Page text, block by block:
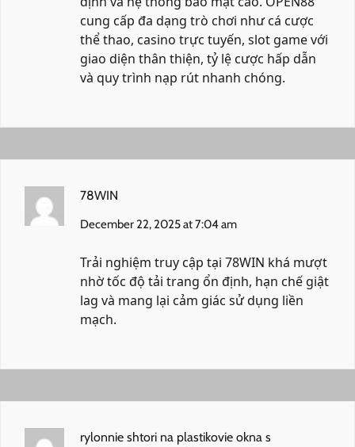
cung cấp đa dạng trò chơi như cá cược
thể thao, casino trực tuyến, slot game với
giao diện thân thiện, tỷ lệ cược hấp dẫn
và quy trình nạp rút nhanh chóng.
78WIN
December 22, 2025 at 7:04 am
Trải nghiệm truy cập tại 78WIN khá mượt
nhờ tốc độ tải trang ổn định, hạn chế giật
lag và mang lại cảm giác sử dụng liền
mạch.
rylonnie shtori na plastikovie okna s